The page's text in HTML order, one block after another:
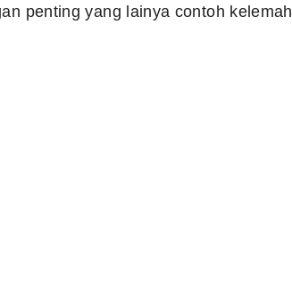
penting yang lainya contoh